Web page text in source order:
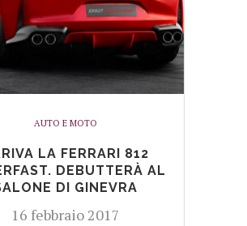
AUTO E MOTO
LA FERRARI 812
DEBUTTERÀ AL
DI GINEVRA
16 febbraio 2017